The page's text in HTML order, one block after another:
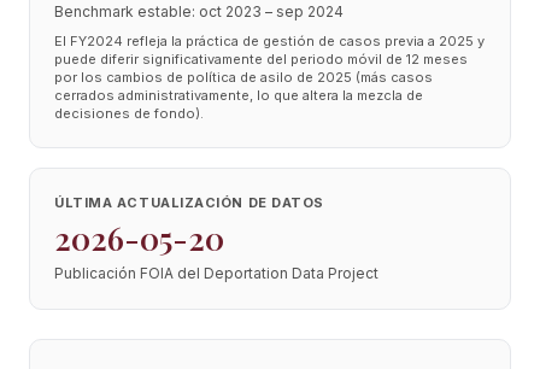
Benchmark estable: oct 2023 – sep 2024
El FY2024 refleja la práctica de gestión de casos previa a 2025 y
puede diferir significativamente del periodo móvil de 12 meses
por los cambios de política de asilo de 2025 (más casos
cerrados administrativamente, lo que altera la mezcla de
decisiones de fondo).
ÚLTIMA ACTUALIZACIÓN DE DATOS
2026-05-20
Publicación FOIA del Deportation Data Project